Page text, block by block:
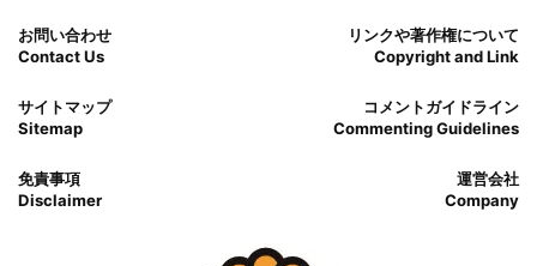
お問い合わせ
Contact Us
リンクや著作権について
Copyright and Link
サイトマップ
Sitemap
コメントガイドライン
Commenting Guidelines
免責事項
Disclaimer
運営会社
Company